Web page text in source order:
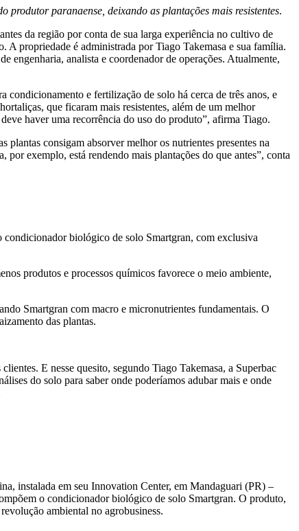
paranaense, deixando as plantações mais resistentes.
da região por conta de sua larga experiência no cultivo de
propriedade é administrada por Tiago Takemasa e sua família.
engenharia, analista e coordenador de operações. Atualmente,
condicionamento e fertilização de solo há cerca de três anos, e
que ficaram mais resistentes, além de um melhor
haver uma recorrência do uso do produto”, afirma Tiago.
consigam absorver melhor os nutrientes presentes na
exemplo, está rendendo mais plantações do que antes”, conta
condicionador biológico de solo Smartgran, com exclusiva
produtos e processos químicos favorece o meio ambiente,
Smartgran com macro e micronutrientes fundamentais. O
das plantas.
E nesse quesito, segundo Tiago Takemasa, a Superbac
do solo para saber onde poderíamos adubar mais e onde
instalada em seu Innovation Center, em Mandaguari (PR) –
o condicionador biológico de solo Smartgran. O produto,
ambiental no agrobusiness.